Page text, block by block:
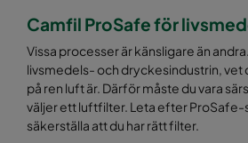
Camfil ProSafe för
Vissa processer är känsligare än
livsmedels- och dryckesindustrin, vet
på ren luft är. Därför måste du vara
väljer ett luftfilter. Leta efter
säkerställa att du har rätt filter.